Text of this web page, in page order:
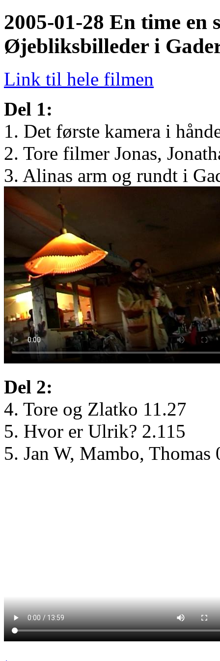
2005-01-28 En time en
Øjebliksbilleder i
Link til hele filmen
Del 1:
1. Det første kamera i
2. Tore filmer Jonas,
3. Alinas arm og rundt i
Del 2:
4. Tore og Zlatko 11.27
5. Hvor er Ulrik? 2.115
5. Jan W, Mambo, Thomas